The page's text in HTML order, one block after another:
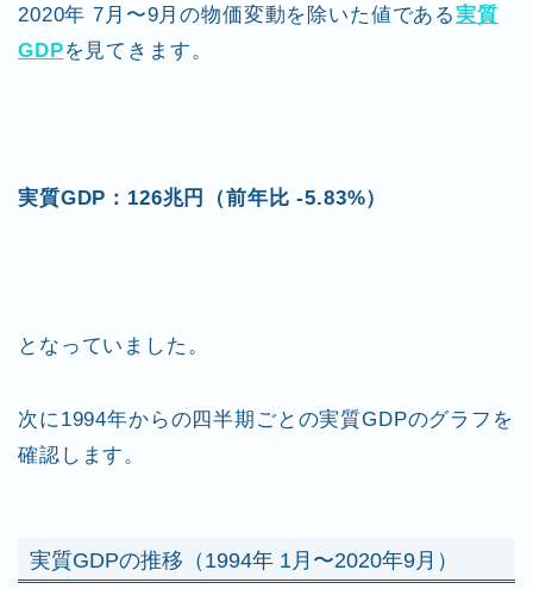
2020年 7月〜9月の物価変動を除いた値である実質
GDPを見てきます。
実質GDP：126兆円（前年比 -5.83%）
となっていました。
次に1994年からの四半期ごとの実質GDPのグラフを
確認します。
実質GDPの推移（1994年 1月〜2020年9月）